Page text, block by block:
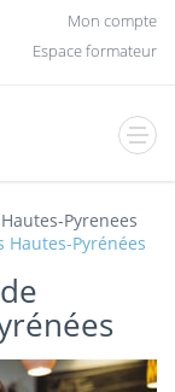
Mon compte
Espace formateur
Hautes-Pyrenees
Pyrénées